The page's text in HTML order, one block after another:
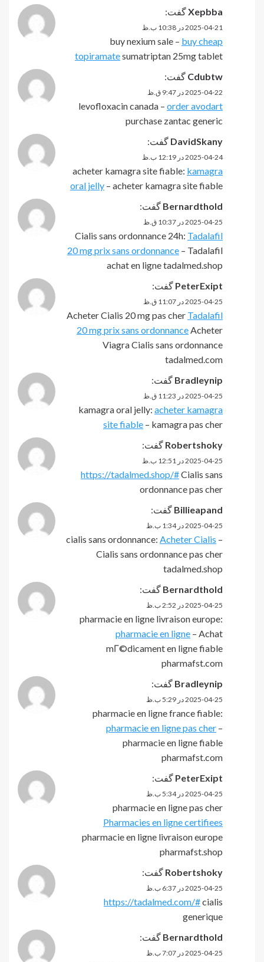
Xepbbaگفت:
2025-04-21 در 10:38 ب.ظ
buy nexium sale – buy cheap
topiramatesumatriptan 25mg tablet
Cdubtw گفت:
2025-04-22 در 9:47 ق.ظ
levofloxacin canada – order avodart
purchase zantac generic
DavidSkany گفت:
2025-04-24 در 12:19 ب.ظ
acheter kamagra site fiable: kamagra
oral jelly – acheter kamagra site fiable
Bernardthold گفت:
2025-04-25 در 10:37 ق.ظ
Cialis sans ordonnance 24h: Tadalafil
20 mg prix sans ordonnance – Tadalafil
achat en ligne tadalmed.shop
PeterExipt گفت:
2025-04-25 در 11:07 ق.ظ
Acheter Cialis 20 mg pas cher Tadalafil
20 mg prix sans ordonnanceAcheter
Viagra Cialis sans ordonnance
tadalmed.com
Bradleynip گفت:
2025-04-25 در 11:23 ق.ظ
kamagra oral jelly: acheter kamagra
site fiable – kamagra pas cher
Robertshoky گفت:
2025-04-25 در 12:51 ب.ظ
https://tadalmed.shop/#Cialis sans
ordonnance pas cher
Billieapand گفت:
2025-04-25 در 1:34 ب.ظ
cialis sans ordonnance: Acheter Cialis –
Cialis sans ordonnance pas cher
tadalmed.shop
Bernardthold گفت:
2025-04-25 در 2:52 ب.ظ
pharmacie en ligne livraison europe:
pharmacie en ligne – Achat
mГ©dicament en ligne fiable
pharmafst.com
Bradleynip گفت:
2025-04-25 در 5:29 ب.ظ
pharmacie en ligne france fiable:
pharmacie en ligne pas cher –
pharmacie en ligne fiable
pharmafst.com
PeterExipt گفت:
2025-04-25 در 5:34 ب.ظ
pharmacie en ligne pas cher
Pharmacies en ligne certifiees
pharmacie en ligne livraison europe
pharmafst.shop
Robertshoky گفت:
2025-04-25 در 6:37 ب.ظ
https://tadalmed.com/#cialis
generique
Bernardthold گفت:
2025-04-25 در 7:07 ب.ظ